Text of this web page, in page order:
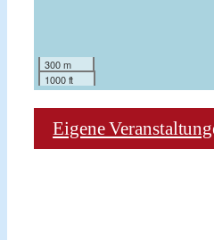
300 m
1000 ft
Eigene